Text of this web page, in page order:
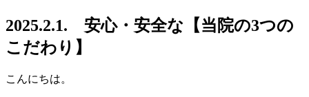
2025.2.1. 安心・安全な【当院の3つの
こだわり】
こんにちは。